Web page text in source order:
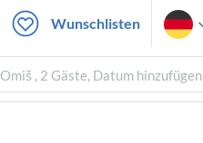
Wunschlisten
Omiš , 2 Gäste, Datum hinzufügen